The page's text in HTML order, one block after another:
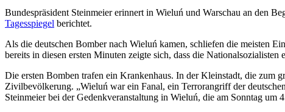
Bundespräsident Steinmeier erinnert in Wieluń und Warschau an den
Tagesspiegel berichtet.
Als die deutschen Bomber nach Wieluń kamen, schliefen die meisten
bereits in diesen ersten Minuten zeigte sich, dass die
Die ersten Bomben trafen ein Krankenhaus. In der Kleinstadt, die zum
Zivilbevölkerung. „Wieluń war ein Fanal, ein Terrorangriff der
Steinmeier bei der Gedenkveranstaltung in Wieluń, die am Sonntag um